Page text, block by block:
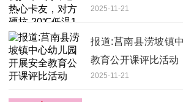
时救助，网红“卡车张
2025-11-21
报道:莒南县涝坡镇
教育公开课评比活动
2025-11-21